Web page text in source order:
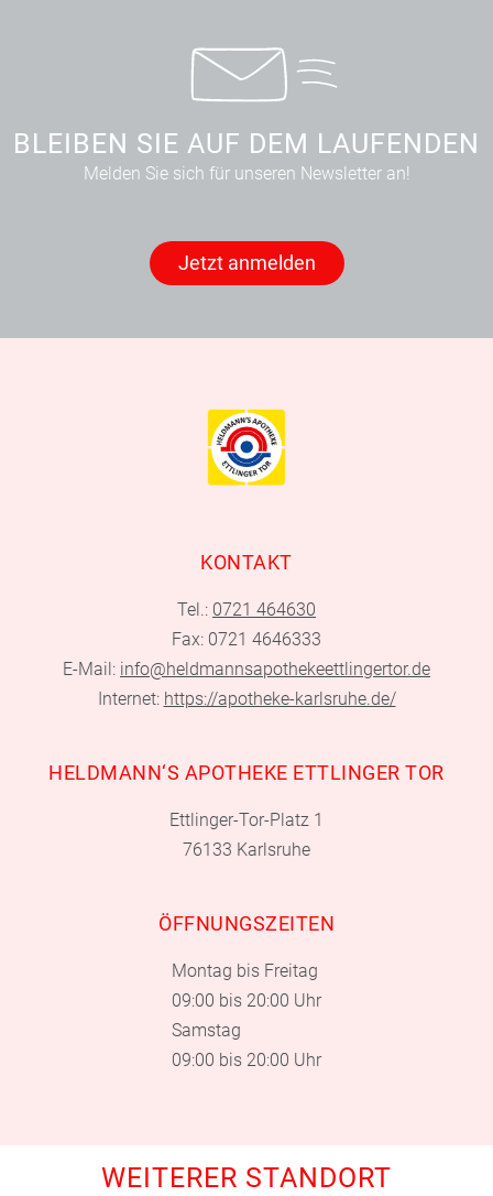
BLEIBEN SIE AUF DEM LAUFENDEN
Melden Sie sich für unseren Newsletter an!
Jetzt anmelden
KONTAKT
Tel.: 0721 464630
Fax: 0721 4646333
E-Mail: info@heldmannsapothekeettlingertor.de
Internet: https://apotheke-karlsruhe.de/
HELDMANN‘S APOTHEKE ETTLINGER TOR
Ettlinger-Tor-Platz 1
76133 Karlsruhe
ÖFFNUNGSZEITEN
Montag bis Freitag
09:00 bis 20:00 Uhr
Samstag
09:00 bis 20:00 Uhr
WEITERER STANDORT